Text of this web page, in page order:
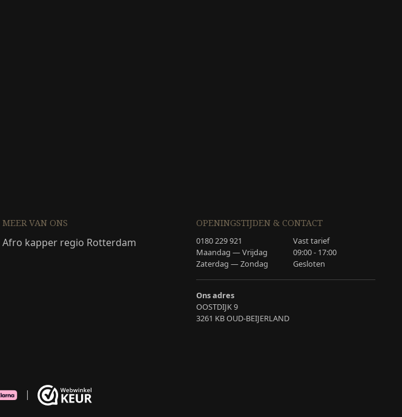
MEER VAN ONS
Afro kapper regio Rotterdam
OPENINGSTIJDEN & CONTACT
0180 229 921
Vast tarief
Maandag — Vrijdag
09:00 - 17:00
Zaterdag — Zondag
Gesloten
Ons adres
OOSTDIJK 9
3261 KB OUD-BEIJERLAND
|